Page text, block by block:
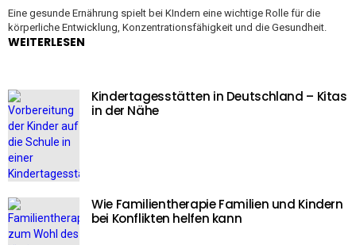
Eine gesunde Ernährung spielt bei KIndern eine wichtige Rolle für die
körperliche Entwicklung, Konzentrationsfähigkeit und die Gesundheit.
WEITERLESEN
Kindertagesstätten in Deutschland – Kitas
in der Nähe
Wie Familientherapie Familien und Kindern
bei Konflikten helfen kann